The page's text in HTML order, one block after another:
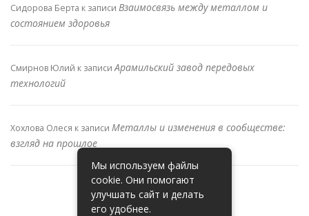
Сидорова Берта к записи Взаимосвязь между металлом и
состоянием здоровья
Смирнов Юлий к записиАрамильский завод передовых
технологий
Хохлова Олеся к записи Металлы и изменения в сообществе:
взгляд на прошлое
Мы используем файлы
cookie. Они помогают
улучшать сайт и делать
его удобнее.